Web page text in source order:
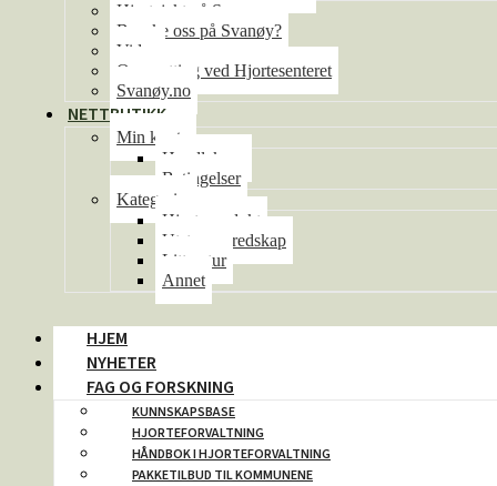
Hjortejakt på Svanøy
Besøke oss på Svanøy?
Video
Overnatting ved Hjortesenteret
Svanøy.no
NETTBUTIKK
Min konto
Handlekurv
Betingelser
Kategorier
Hjorteprodukt
Utstyr og redskap
Litteratur
Annet
HJEM
NYHETER
FAG OG FORSKNING
KUNNSKAPSBASE
HJORTEFORVALTNING
HÅNDBOK I HJORTEFORVALTNING
PAKKETILBUD TIL KOMMUNENE